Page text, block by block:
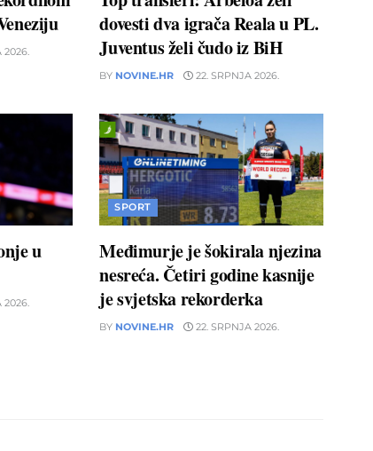
2026.
dovesti dva igrača Reala u PL.
Juventus želi čudo iz BiH
BY NOVINE.HR 22. SRPNJA 2026.
u
2026.
SPORT
Međimurje je šokirala njezina
nesreća. Četiri godine kasnije
je svjetska rekorderka
BY NOVINE.HR 22. SRPNJA 2026.